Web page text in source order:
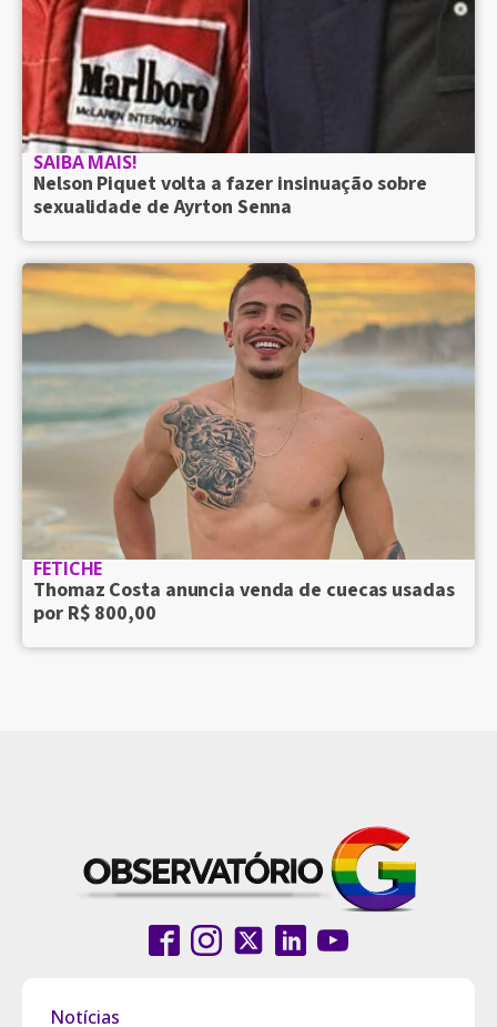
SAIBA MAIS!
Nelson Piquet volta a fazer insinuação sobre
sexualidade de Ayrton Senna
FETICHE
Thomaz Costa anuncia venda de cuecas usadas
por R$ 800,00
Notícias